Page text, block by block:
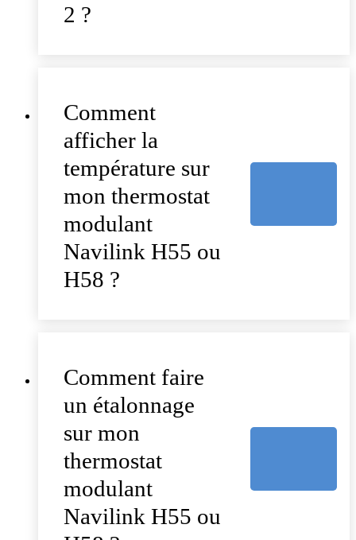
2 ?
Comment
afficher la
température sur
mon thermostat
modulant
Navilink H55 ou
H58 ?
Comment faire
un étalonnage
sur mon
thermostat
modulant
Navilink H55 ou